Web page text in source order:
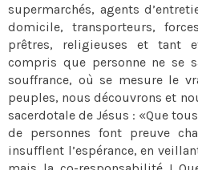
supermarchés, agents
domicile, transporteurs,
prêtres, religieuses et tant
compris que personne ne se
souffrance, où se mesure le
peuples, nous découvrons et
sacerdotale de Jésus : «Que
de personnes font preuve
insufflent l’espérance, en